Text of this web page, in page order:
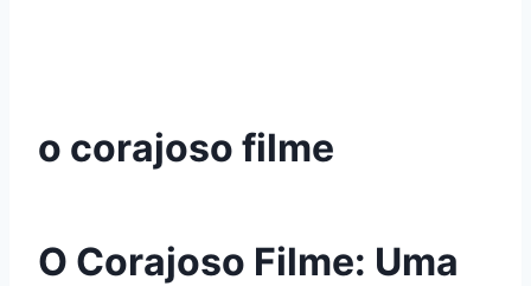
o corajoso filme
O Corajoso Filme: Uma